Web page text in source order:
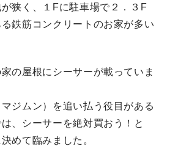
年記念モデル
狭く、１Fに駐車場で２．３F
鉄筋コンクリートのお家が多い
の屋根にシーサーが載っていま
ジムン）を追い払う役目がある
、シーサーを絶対買おう！と
めて臨みました。